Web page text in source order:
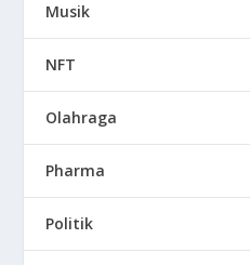
Musik
NFT
Olahraga
Pharma
Politik